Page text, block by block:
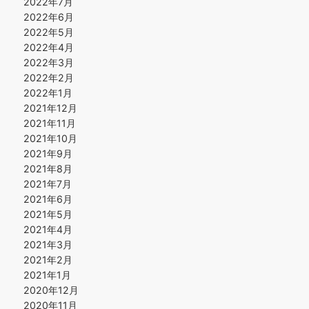
2022年6月
2022年5月
2022年4月
2022年3月
2022年2月
2022年1月
2021年12月
2021年11月
2021年10月
2021年9月
2021年8月
2021年7月
2021年6月
2021年5月
2021年4月
2021年3月
2021年2月
2021年1月
2020年12月
2020年11月